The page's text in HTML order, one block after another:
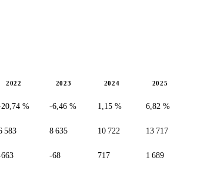
2022 2023 2024 2025
% -6,46 % 1,15 % 6,82 %
583 8 635 10 722 13 717
-68 717 1 689